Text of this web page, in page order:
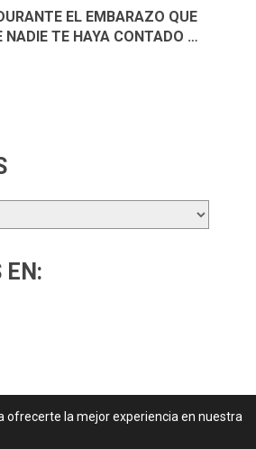
EL EMBARAZO QUE
NADIE TE HAYA CONTADO …
EN:
ofrecerte la mejor experiencia en nuestra